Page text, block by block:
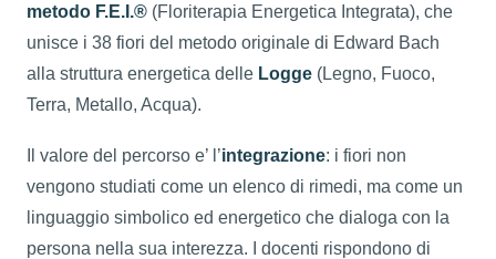
metodo F.E.I.® (Floriterapia Energetica Integrata), che
unisce i 38 fiori del metodo originale di Edward Bach
alla struttura energetica delle Logge (Legno, Fuoco,
Terra, Metallo, Acqua).
Il valore del percorso e’ l’integrazione: i fiori non
vengono studiati come un elenco di rimedi, ma come un
linguaggio simbolico ed energetico che dialoga con la
persona nella sua interezza. I docenti rispondono di